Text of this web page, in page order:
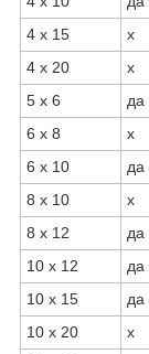
4 х 15
х
4 х 20
х
5 х 6
да
6 х 8
х
6 х 10
да
8 х 10
х
8 х 12
да
10 х 12
да
10 х 15
да
10 х 20
х